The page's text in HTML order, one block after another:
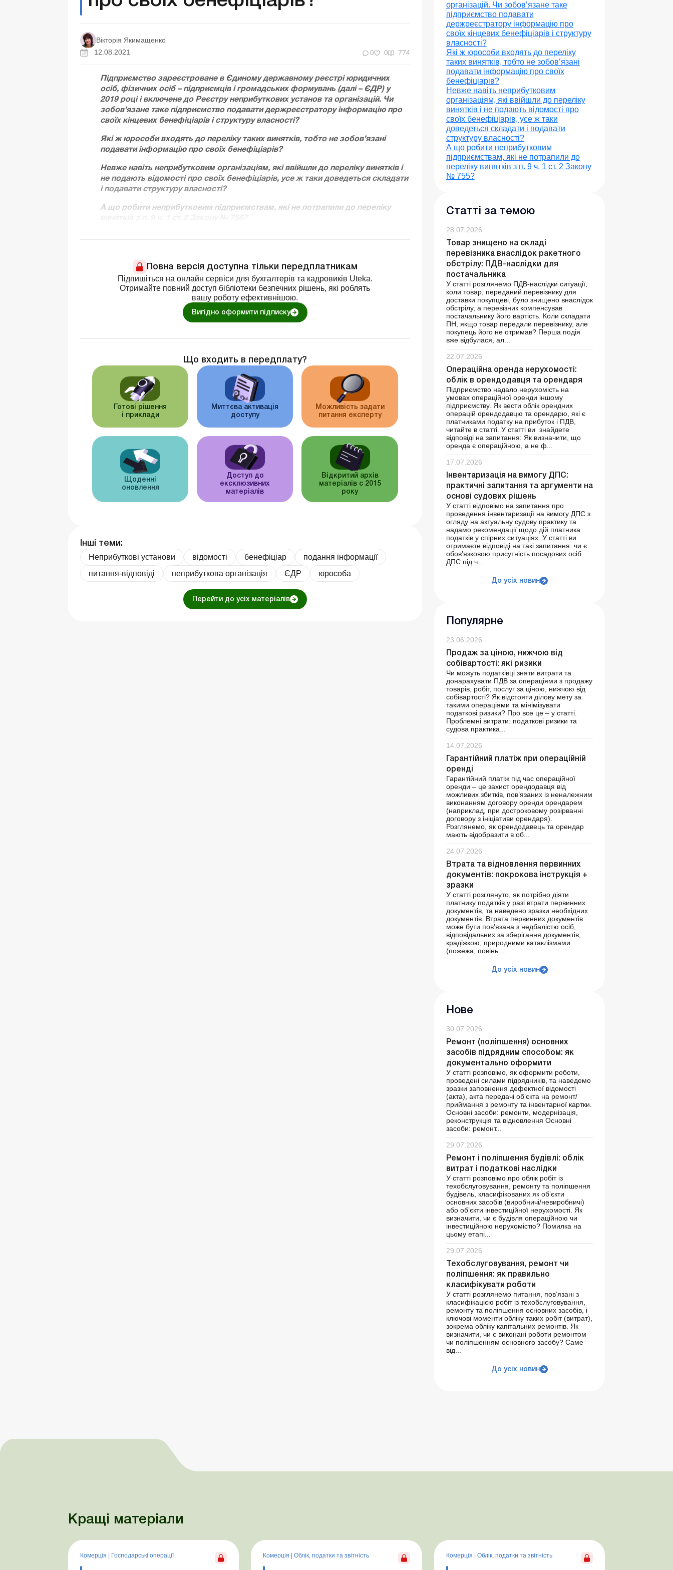
Вікторія Якимащенко
12.08.2021
0 0 774
Підприємство зареєстроване в Єдиному державному реєстрі юридичних
осіб, фізичних осіб – підприємців і громадських формувань (далі – ЄДР) у
2019 році і включене до Реєстру неприбуткових установ та організацій. Чи
зобов’язане таке підприємство подавати держреєстратору інформацію про
своїх кінцевих бенефіціарів і структуру власності?
Які ж юрособи входять до переліку таких винятків, тобто не зобов’язані
подавати інформацію про своїх бенефіціарів?
Невже навіть неприбутковим організаціям, які ввійшли до переліку винятків і
не подають відомості про своїх бенефіціарів, усе ж таки доведеться складати
і подавати структуру власності?
А що робити неприбутковим підприємствам, які не потрапили до переліку
Повна версія доступна тільки передплатникам
Підпишіться на онлайн сервіси для бухгалтерів та кадровиків Uteka.
Отримайте повний доступ бібліотеки безпечних рішень, які роблять
вашу роботу ефективнішою.
Вигідно оформити підписку
Що входить в передплату?
Готові рішення
і приклади
Миттєва активація
доступу
Можливість задати
питання експерту
Щоденні
оновлення
Доступ до
ексклюзивних
матеріалів
Відкритий архів
матеріалів c 2015
року
Інші теми:
Неприбуткові установи відомості бенефiцiар
подання інформації
питання-відповіді
неприбуткова організація ЄДР юрособа
Перейти до усіх матеріалів
організацій. Чи зобов’язане таке
підприємство подавати
держреєстратору інформацію про
своїх кінцевих бенефіціарів і структуру
власності?
Які ж юрособи входять до переліку
таких винятків, тобто не зобов’язані
подавати інформацію про своїх
бенефіціарів?
Невже навіть неприбутковим
організаціям, які ввійшли до переліку
винятків і не подають відомості про
своїх бенефіціарів, усе ж таки
доведеться складати і подавати
структуру власності?
А що робити неприбутковим
підприємствам, які не потрапили до
переліку винятків з п. 9 ч. 1 ст. 2 Закону
№ 755?
Статті за темою
28.07.2026
Товар знищено на складі
перевізника внаслідок ракетного
обстрілу: ПДВ-наслідки для
постачальника
У статті розглянемо ПДВ-наслідки ситуації,
коли товар, переданий перевізнику для
доставки покупцеві, було знищено внаслідок
обстрілу, а перевізник компенсував
постачальнику його вартість. Коли складати
ПН, якщо товар передали перевізнику, але
покупець його не отримав? Перша подія
вже відбулася, ал...
22.07.2026
Операційна оренда нерухомості:
облік в орендодавця та орендаря
Підприємство надало нерухомість на
умовах операційної оренди іншому
підприємству. Як вести облік орендних
операцій орендодавцю та орендарю, які є
платниками податку на прибуток і ПДВ,
читайте в статті. У статті ви знайдете
відповіді на запитання: Як визначити, що
оренда є операційною, а не ф...
17.07.2026
Інвентаризація на вимогу ДПС:
практичні запитання та аргументи на
основі судових рішень
У статті відповімо на запитання про
проведення інвентаризації на вимогу ДПС з
огляду на актуальну судову практику та
надамо рекомендації щодо дій платника
податків у спірних ситуаціях. У статті ви
отримаєте відповіді на такі запитання: чи є
обов’язковою присутність посадових осіб
ДПС під ч...
До усіх новин
Популярне
23.06.2026
Продаж за ціною, нижчою від
собівартості: які ризики
Чи можуть податківці зняти витрати та
донарахувати ПДВ за операціями з продажу
товарів, робіт, послуг за ціною, нижчою від
собівартості? Як відстояти ділову мету за
такими операціями та мінімізувати
податкові ризики? Про все це – у статті.
Проблемні витрати: податкові ризики та
судова практика...
14.07.2026
Гарантійний платіж при операційній
оренді
Гарантійний платіж під час операційної
оренди – це захист орендодавця від
можливих збитків, пов’язаних із неналежним
виконанням договору оренди орендарем
(наприклад, при достроковому розірванні
договору з ініціативи орендаря).
Розглянемо, як орендодавець та орендар
мають відобразити в об...
24.07.2026
Втрата та відновлення первинних
документів: покрокова інструкція +
зразки
У статті розглянуто, як потрібно діяти
платнику податків у разі втрати первинних
документів, та наведено зразки необхідних
документів. Втрата первинних документів
може бути пов’язана з недбалістю осіб,
відповідальних за зберігання документів,
крадіжкою, природними катаклізмами
(пожежа, повінь ...
До усіх новин
Нове
30.07.2026
Ремонт (поліпшення) основних
засобів підрядним способом: як
документально оформити
У статті розповімо, як оформити роботи,
проведені силами підрядників, та наведемо
зразки заповнення дефектної відомості
(акта), акта передачі об’єкта на ремонт/
приймання з ремонту та інвентарної картки.
Основні засоби: ремонти, модернізація,
реконструкція та відновлення Основні
засоби: ремонт...
29.07.2026
Ремонт і поліпшення будівлі: облік
витрат і податкові наслідки
У статті розповімо про облік робіт із
техобслуговування, ремонту та поліпшення
будівель, класифікованих як об’єкти
основних засобів (виробничі/невиробничі)
або об’єкти інвестиційної нерухомості. Як
визначити, чи є будівля операційною чи
інвестиційною нерухомістю? Помилка на
цьому етапі...
29.07.2026
Техобслуговування, ремонт чи
поліпшення: як правильно
класифікувати роботи
У статті розглянемо питання, пов’язані з
класифікацією робіт із техобслуговування,
ремонту та поліпшення основних засобів, і
ключові моменти обліку таких робіт (витрат),
зокрема обліку капітальних ремонтів. Як
визначити, чи є виконані роботи ремонтом
чи поліпшенням основного засобу? Саме
від...
До усіх новин
Кращі матеріали
Комерція Господарські операції Комерція Облік, податки та звiтнiсть Комерція Облік, податки та звiтнiсть